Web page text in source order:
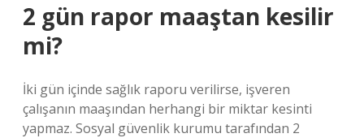
2 gün rapor maaştan kesilir
mi?
İki gün içinde sağlık raporu verilirse, işveren
çalışanın maaşından herhangi bir miktar kesinti
yapmaz. Sosyal güvenlik kurumu tarafından 2